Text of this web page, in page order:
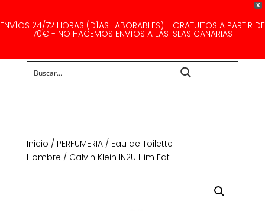
X
ENVÍOS 24/72 HORAS (DÍAS LABORABLES) - GRATUITOS A PARTIR DE
70€ - NO HACEMOS ENVÍOS A LAS ISLAS CANARIAS
Inicio / PERFUMERIA/ Eau de Toilette
Hombre / Calvin Klein IN2U Him Edt